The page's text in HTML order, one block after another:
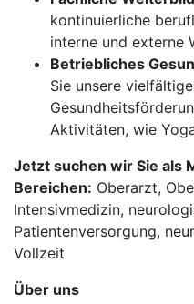
kontinuierliche
interne und externe
Betriebliches
Sie unsere
Aktivitäten, wie
Jetzt suchen wir Sie als
Bereichen: Oberarzt,
Intensivmedizin,
Patientenversorgung,
Vollzeit
Über uns